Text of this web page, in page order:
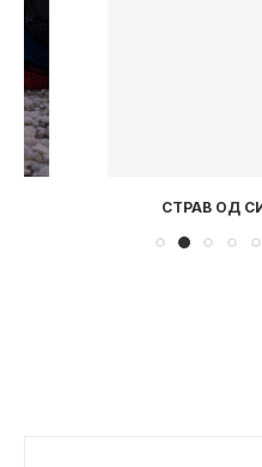
СТРАВ ОД СИЛНИ